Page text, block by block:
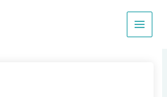
MAIN